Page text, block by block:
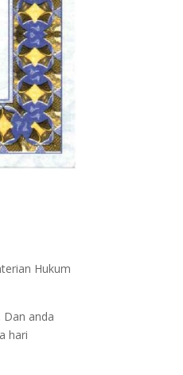
Hukum
anda
hari